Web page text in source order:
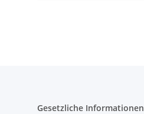
Gesetzliche Informationen